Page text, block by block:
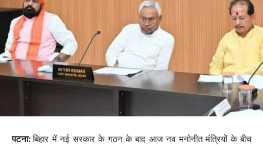
पटना:बिहार में नई सरकार के गठन के बाद आज नव मनोनीत मंत्रियों के बीच